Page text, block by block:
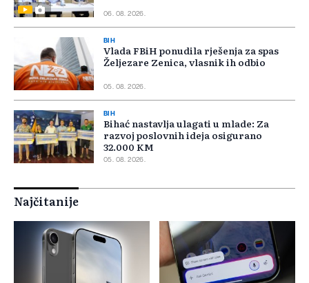
06. 08. 2026.
BIH
Vlada FBiH ponudila rješenja za spas
Željezare Zenica, vlasnik ih odbio
05. 08. 2026.
BIH
Bihać nastavlja ulagati u mlade: Za
razvoj poslovnih ideja osigurano
32.000 KM
05. 08. 2026.
Najčitanije